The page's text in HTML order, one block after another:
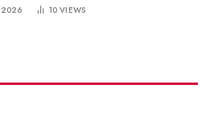
2026 10VIEWS